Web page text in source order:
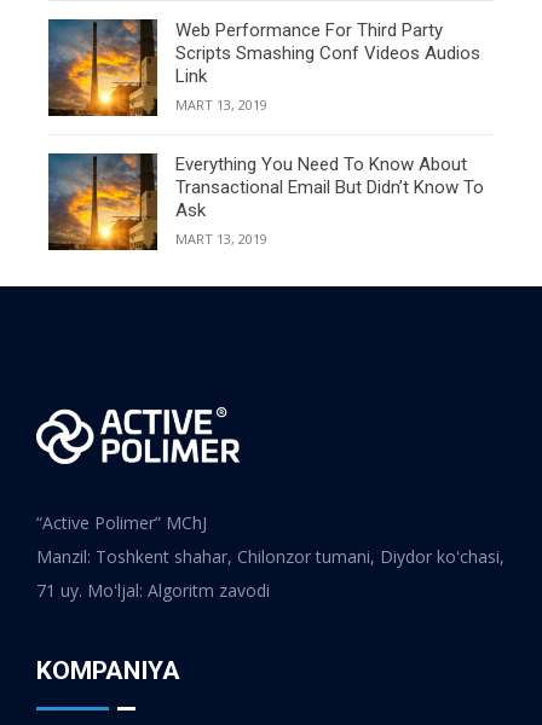
Web Performance For Third Party
Scripts Smashing Conf Videos Audios
Link
MART 13, 2019
Everything You Need To Know About
Transactional Email But Didn’t Know To
Ask
MART 13, 2019
“Active Polimer” MChJ
Manzil: Toshkent shahar, Chilonzor tumani, Diydor koʻchasi,
71 uy. Moʻljal: Algoritm zavodi
KOMPANIYA